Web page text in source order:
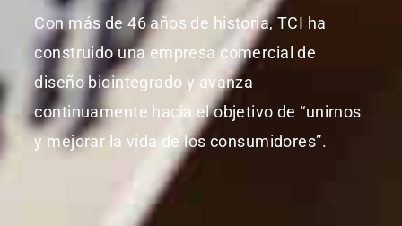
Con más de 46 años de historia, TCI ha
construido una empresa comercial de
diseño biointegrado y avanza
continuamente hacia el objetivo de “unirnos
y mejorar la vida de los consumidores”.